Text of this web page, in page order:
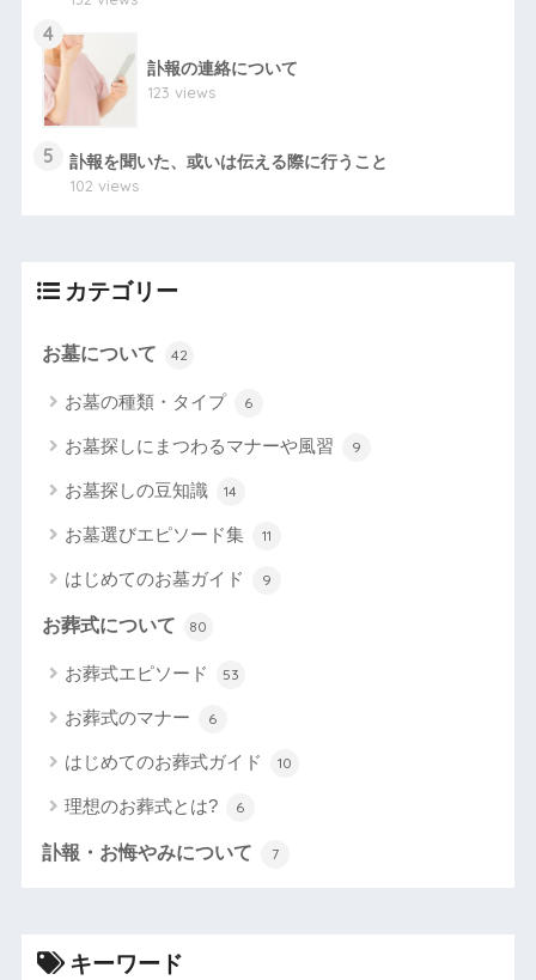
4
訃報の連絡について
123 views
5
訃報を聞いた、或いは伝える際に行うこと
102 views
カテゴリー
お墓について 42
お墓の種類・タイプ 6
お墓探しにまつわるマナーや風習 9
お墓探しの豆知識 14
お墓選びエピソード集 11
はじめてのお墓ガイド 9
お葬式について 80
お葬式エピソード 53
お葬式のマナー 6
はじめてのお葬式ガイド 10
理想のお葬式とは? 6
訃報・お悔やみについて 7
キーワード